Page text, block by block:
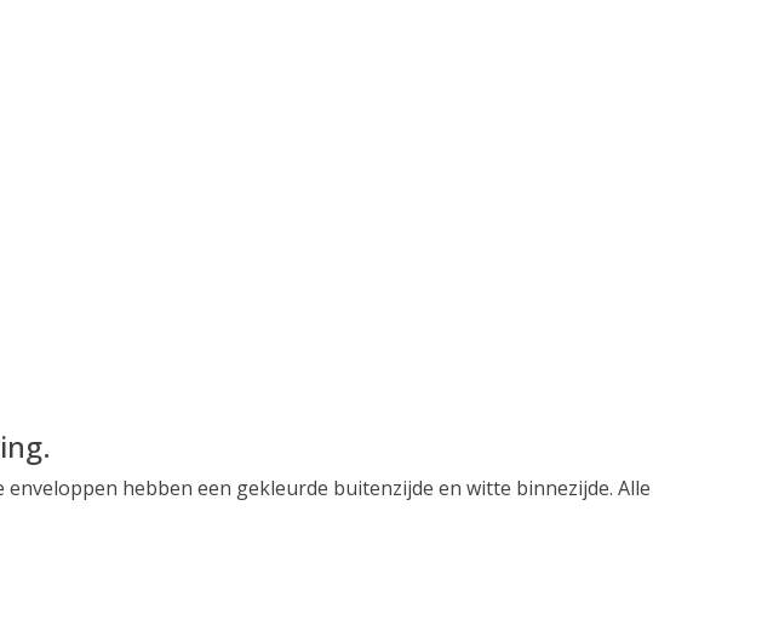
hebben een gekleurde buitenzijde en witte binnezijde. Alle